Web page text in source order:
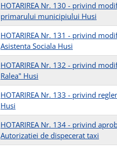
HOTARIREA Nr. 130 - privind
primarului municipiului Husi
HOTARIREA Nr. 131 - privind
Asistenta Sociala Husi
HOTARIREA Nr. 132 - privind
Ralea" Husi
HOTARIREA Nr. 133 - privind
Husi
HOTARIREA Nr. 134 - privind
Autorizatiei de dispecerat taxi